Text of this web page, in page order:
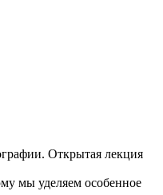
Открытая лекция
мы уделяем особенное